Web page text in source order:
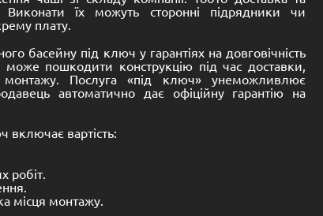
Розмір: 8200 -3600 -1530 mm
Басейн композитний Premium
Оскар 8
13,450.00